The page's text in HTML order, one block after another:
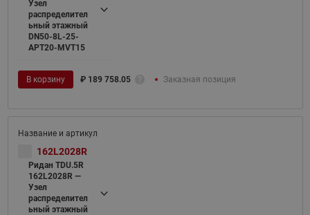
Узел
распределител
ьный этажный
DN50-8L-25-
APT20-MVT15
В корзину ₽ 189 758.05 Заказная позиция
162L2028R
Ридан TDU.5R
162L2028R —
Узел
распределител
ьный этажный